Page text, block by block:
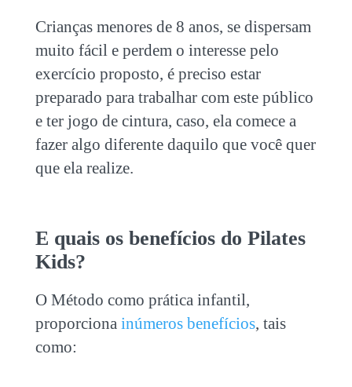
Crianças menores de 8 anos, se dispersam
muito fácil e perdem o interesse pelo
exercício proposto, é preciso estar
preparado para trabalhar com este público
e ter jogo de cintura, caso, ela comece a
fazer algo diferente daquilo que você quer
que ela realize.
E quais os benefícios do Pilates
Kids?
O Método como prática infantil,
proporciona inúmeros benefícios, tais
como: